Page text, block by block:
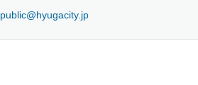
public@hyugacity.jp